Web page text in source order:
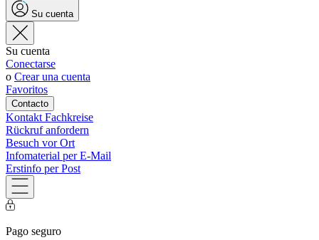
Su cuenta
Su cuenta
Conectarse
o Crear una cuenta
Favoritos
Contacto
Kontakt Fachkreise
Rückruf anfordern
Besuch vor Ort
Infomaterial per E-Mail
Erstinfo per Post
Pago seguro